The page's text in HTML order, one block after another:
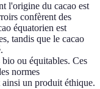
l'origine du cacao est
confèrent des
équatorien est
tandis que le cacao
ou équitables. Ces
normes
un produit éthique.